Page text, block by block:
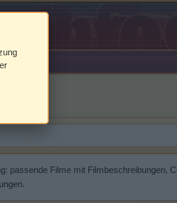
passende Filme mit Filmbeschreibungen,